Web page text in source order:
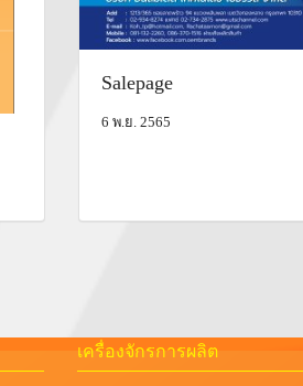
Salepage
6 พ.ย. 2565
เครื่องจักรการผลิต